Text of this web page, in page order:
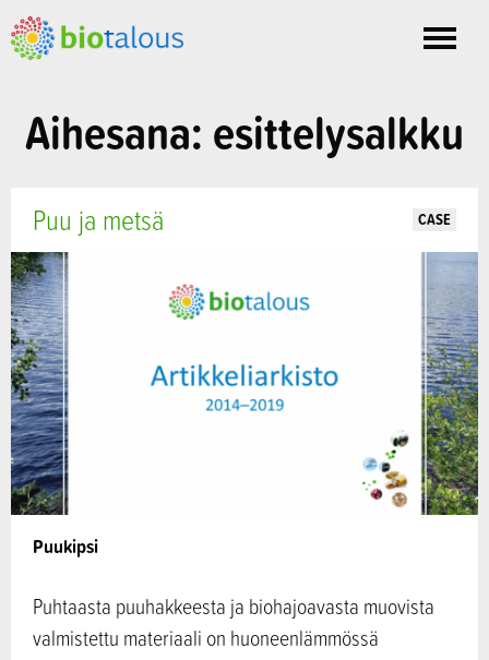
Toggle
Aihesana: esittelysalkku
Puukipsi
Puu ja metsä CASE
Puhtaasta puuhakkeesta ja biohajoavasta muovista
valmistettu materiaali on huoneenlämmössä